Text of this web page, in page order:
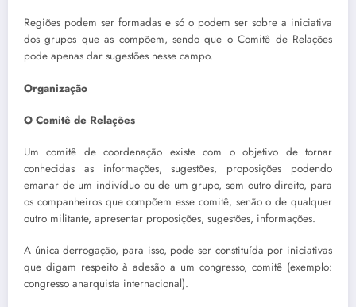
Regiões podem ser formadas e só o podem ser sobre a iniciativa
dos grupos que as compõem, sendo que o Comitê de Relações
pode apenas dar sugestões nesse campo.
Organização
O Comitê de Relações
Um comitê de coordenação existe com o objetivo de tornar
conhecidas as informações, sugestões, proposições podendo
emanar de um indivíduo ou de um grupo, sem outro direito, para
os companheiros que compõem esse comitê, senão o de qualquer
outro militante, apresentar proposições, sugestões, informações.
A única derrogação, para isso, pode ser constituída por iniciativas
que digam respeito à adesão a um congresso, comitê (exemplo:
congresso anarquista internacional).